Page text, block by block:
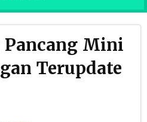
Mini
Terupdate